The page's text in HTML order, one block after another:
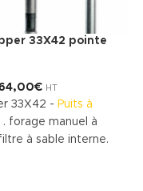
33X42 pointe
€ HT
33X42 - Puits à
forage manuel à
à sable interne.